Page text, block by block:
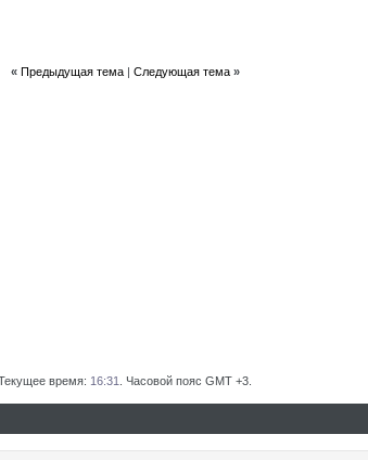
« Предыдущая тема| Следующая тема »
время: 16:31 . Часовой пояс GMT +3.